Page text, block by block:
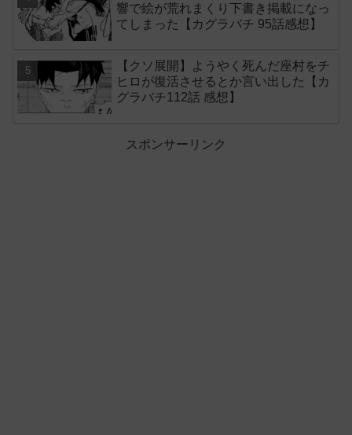
響で絵が荒れまくり下書き掲載になっ
てしまった【カグラバチ 95話感想】
【クソ展開】ようやく死んだ座村をチ
ヒロが復活させるとか言い出した【カ
グラバチ112話 感想】
スポンサーリンク